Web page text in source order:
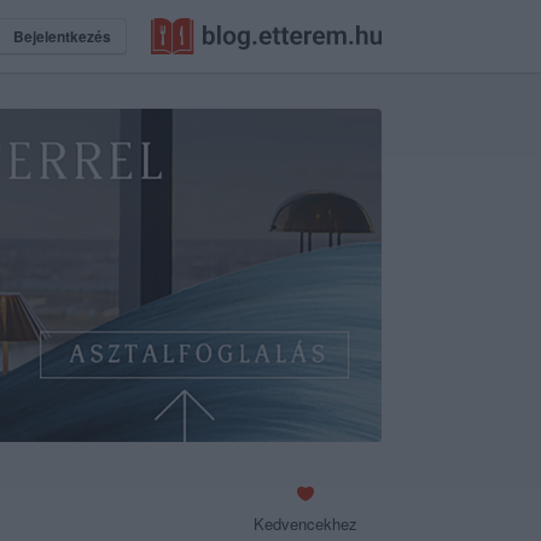
Bejelentkezés
Kedvencekhez